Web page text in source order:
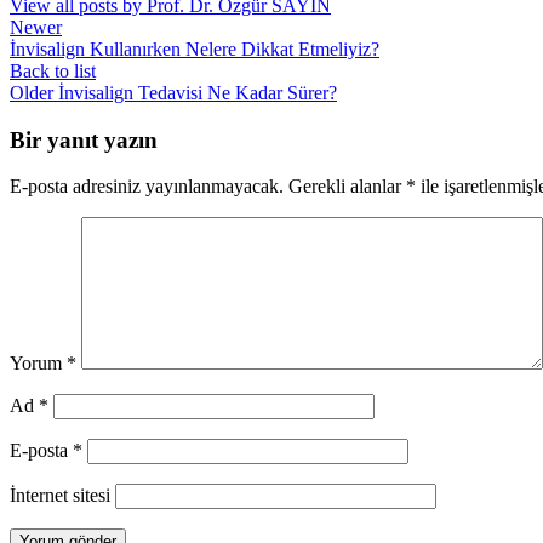
View all posts by Prof. Dr. Özgür SAYIN
Newer
İnvisalign Kullanırken Nelere Dikkat Etmeliyiz?
Back to list
Older İnvisalign Tedavisi Ne Kadar Sürer?
Bir yanıt yazın
E-posta adresiniz yayınlanmayacak. Gerekli alanlar * ile
Yorum *
Ad *
E-posta *
İnternet sitesi